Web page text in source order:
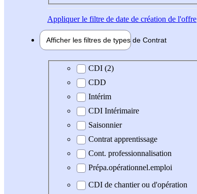
Appliquerle filtre de date de création de l'offre
Afficher les filtres de types de Contrat
Type de contrat
CDI (2)
CDD
Intérim
CDI Intérimaire
Saisonnier
Contrat apprentissage
Cont. professionnalisation
Prépa.opérationnel.emploi
CDI de chantier ou d'opération